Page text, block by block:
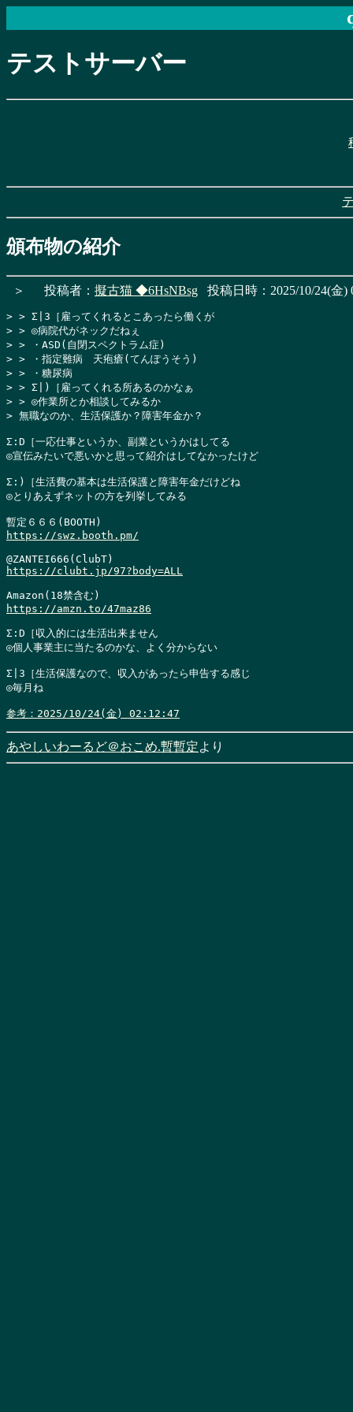
テストサーバー
頒布物の紹介
＞ 投稿者： 擬古猫 ◆6HsNBsg 投稿日時：2025/10/24(金)
> > Σ|3［雇ってくれるとこあったら働くが
> > ◎病院代がネックだねぇ
> > ・ASD(自閉スペクトラム症)
> > ・指定難病　天疱瘡(てんぽうそう)
> > ・糖尿病
> > Σ|)［雇ってくれる所あるのかなぁ
> > ◎作業所とか相談してみるか
> 無職なのか、生活保護か？障害年金か？
Σ:D［一応仕事というか、副業というかはしてる
◎宣伝みたいで悪いかと思って紹介はしてなかったけど
Σ:)［生活費の基本は生活保護と障害年金だけどね
◎とりあえずネットの方を列挙してみる
https://swz.booth.pm/
https://clubt.jp/97?body=ALL
https://amzn.to/47maz86
Σ:D［収入的には生活出来ません
◎個人事業主に当たるのかな、よく分からない
Σ|3［生活保護なので、収入があったら申告する感じ
◎毎月ね
参考：2025/10/24(金) 02:12:47
あやしいわーるど＠おこめ.暫暫定より